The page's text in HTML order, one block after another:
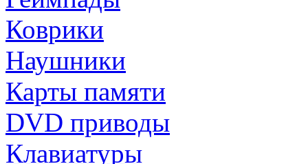
Коврики
Наушники
Карты памяти
DVD приводы
Клавиатуры